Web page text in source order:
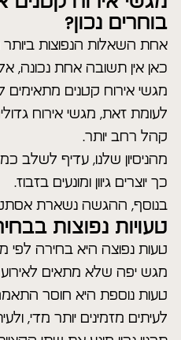
בוחרים נכון?
אחת השאלות הנפוצות
כאן אין תשובה אחת נכונה,
מגשי אירוח קטנים מתאימים
לעומת זאת, מגשי אירוח
קהל רחב יותר.
מהניסיון שלנו, עדיף לשלב
כך יוצרים גיוון ומונעים בזבוז.
בנוסף, ההגשה נשארת
טעויות נפוצות
טעות נפוצה היא בחירה
מגש יפה שלא מתאים
טעות נוספת היא חוסר
לעיתים מזמינים יותר מדי,